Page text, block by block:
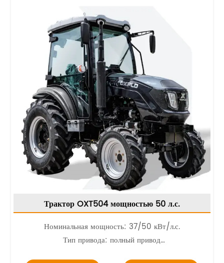
Трактор OXT504 мощностью 50 л.с.
Номинальная мощность: 37/50 кВт/л.с.
Тип привода: полный привод